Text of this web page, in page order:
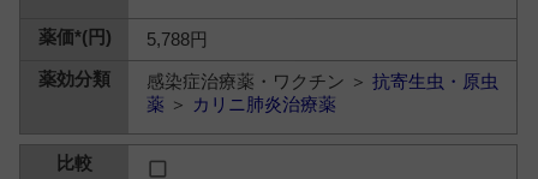
5,788円
感染症治療薬・ワクチン ＞抗寄生虫・原虫
薬 ＞ カリニ肺炎治療薬